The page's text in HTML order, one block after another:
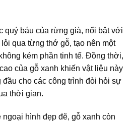
quý báu của rừng già, nổi bật với
qua từng thớ gỗ, tạo nên một
kém phần tinh tế. Đồng thời,
của gỗ xanh khiến vật liệu này
cho các công trình đòi hỏi sự
thời gian.
hình đẹp đẽ, gỗ xanh còn